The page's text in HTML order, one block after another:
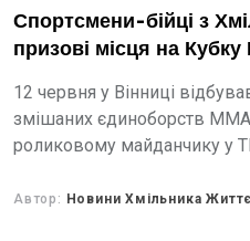
Спортсмени-бійці з
призові місця на
12 червня у Вінниці
змішаних єдиноборств
роликовому майданчику у
Автор: Новини Хмільника